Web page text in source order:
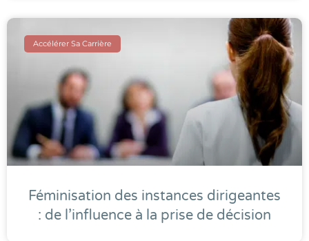
Accélérer Sa Carrière
Féminisation des instances dirigeantes
: de l’influence à la prise de décision